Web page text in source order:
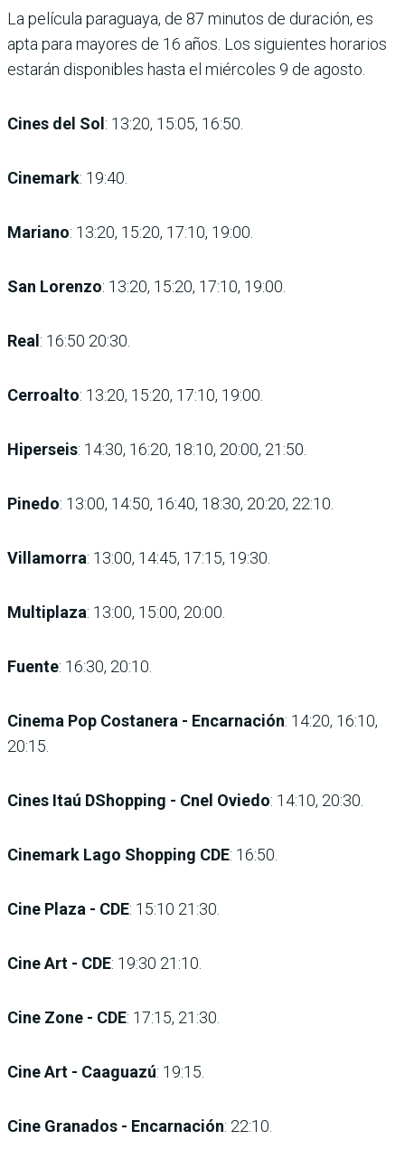
La película paraguaya, de 87 minutos de duración, es
apta para mayores de 16 años. Los siguientes horarios
estarán disponibles hasta el miércoles 9 de agosto.
Cines del Sol: 13:20, 15:05, 16:50.
Cinemark: 19:40.
Mariano: 13:20, 15:20, 17:10, 19:00.
San Lorenzo: 13:20, 15:20, 17:10, 19:00.
Real: 16:50 20:30.
Cerroalto: 13:20, 15:20, 17:10, 19:00.
Hiperseis: 14:30, 16:20, 18:10, 20:00, 21:50.
Pinedo: 13:00, 14:50, 16:40, 18:30, 20:20, 22:10.
Villamorra: 13:00, 14:45, 17:15, 19:30.
Multiplaza: 13:00, 15:00, 20:00.
Fuente: 16:30, 20:10.
Cinema Pop Costanera - Encarnación: 14:20, 16:10,
20:15.
Cines Itaú DShopping - Cnel Oviedo: 14:10, 20:30.
Cinemark Lago Shopping CDE: 16:50.
Cine Plaza - CDE: 15:10 21:30.
Cine Art - CDE: 19:30 21:10.
Cine Zone - CDE: 17:15, 21:30.
Cine Art - Caaguazú: 19:15.
Cine Granados - Encarnación: 22:10.